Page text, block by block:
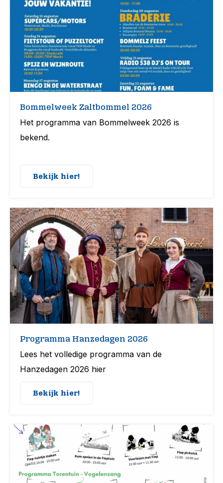
Bommelweek Zaltbommel 2026
Het programma van Bommelweek 2026 is
bekend.
Bekijk hier!
Programma Hanzedagen 2026
Lees het volledige programma van de
Hanzedagen 2026 hier
Bekijk hier!